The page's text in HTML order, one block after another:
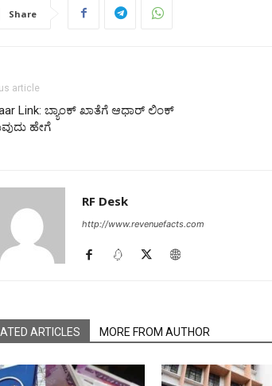
Share
article
Link: ಬ್ಯಾಂಕ್ ಖಾತೆಗೆ ಆಧಾರ್ ಲಿಂಕ್
ಹೇಗೆ
RF Desk
http://www.revenuefacts.com
ARTICLES MORE FROM AUTHOR